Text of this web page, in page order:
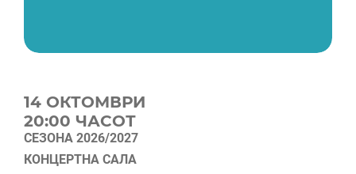
14 OКТОМВРИ
20:00 ЧАСОТ
СЕЗОНА 2026/2027
КОНЦЕРТНА САЛА